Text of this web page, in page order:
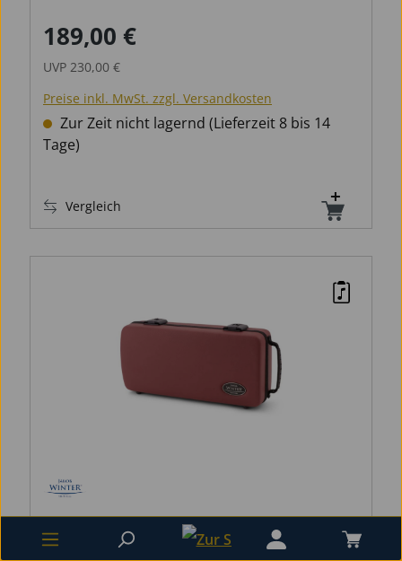
Strapazierfähige, schockabsorbierende
Hartschale
Verkaufspreis:
189,00 €
UVP 230,00 €
Preise inkl. MwSt. zzgl. Versandkosten
Zur Zeit nicht lagernd (Lieferzeit 8 bis 14
Tage)
Vergleich
JAKOB WINTER-Universal Klarinetten
Formetui Merlot